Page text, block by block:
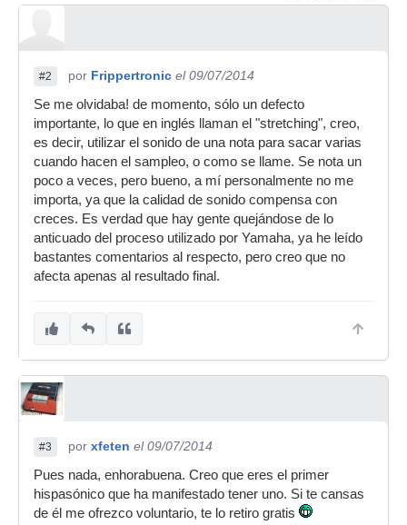
#2 por Frippertronic el 09/07/2014
Se me olvidaba! de momento, sólo un defecto
importante, lo que en inglés llaman el "stretching", creo,
es decir, utilizar el sonido de una nota para sacar varias
cuando hacen el sampleo, o como se llame. Se nota un
poco a veces, pero bueno, a mí personalmente no me
importa, ya que la calidad de sonido compensa con
creces. Es verdad que hay gente quejándose de lo
anticuado del proceso utilizado por Yamaha, ya he leído
bastantes comentarios al respecto, pero creo que no
afecta apenas al resultado final.
#3 por xfeten el 09/07/2014
Pues nada, enhorabuena. Creo que eres el primer
hispasónico que ha manifestado tener uno. Si te cansas
de él me ofrezco voluntario, te lo retiro gratis